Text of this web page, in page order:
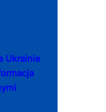
Ukrainie